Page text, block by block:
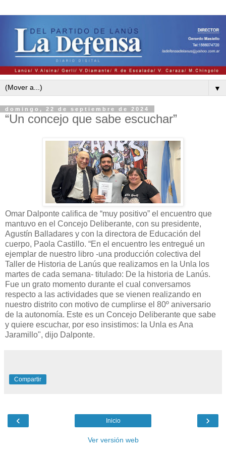
▼
domingo, 22 de septiembre de 2024
“Un concejo que sabe escuchar”
Omar Dalponte califica de “muy positivo” el encuentro que
mantuvo en el Concejo Deliberante, con su presidente,
Agustín Balladares y con la directora de Educación del
cuerpo, Paola Castillo. “En el encuentro les entregué un
ejemplar de nuestro libro -una producción colectiva del
Taller de Historia de Lanús que realizamos en la Unla los
martes de cada semana- titulado: De la historia de Lanús.
Fue un grato momento durante el cual conversamos
respecto a las actividades que se vienen realizando en
nuestro distrito con motivo de cumplirse el 80º aniversario
de la autonomía. Este es un Concejo Deliberante que sabe
y quiere escuchar, por eso insistimos: la Unla es Ana
Jaramillo", dijo Dalponte.
Compartir
‹ ›
Inicio
Ver versión web